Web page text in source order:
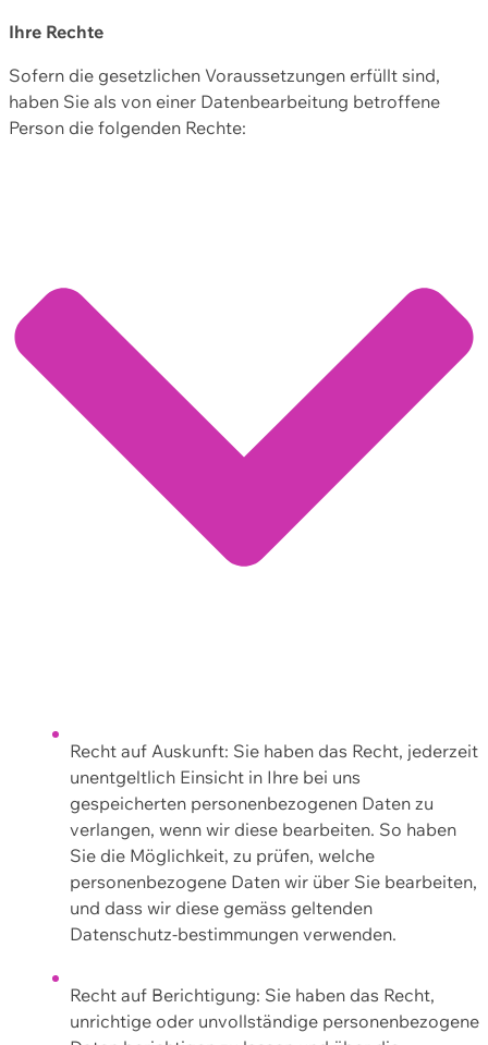
Ihre Rechte
Sofern die gesetzlichen Voraussetzungen erfüllt sind,
haben Sie als von einer Datenbearbeitung betroffene
Person die folgenden Rechte:
Recht auf Auskunft: Sie haben das Recht, jederzeit
unentgeltlich Einsicht in Ihre bei uns
gespeicherten personenbezogenen Daten zu
verlangen, wenn wir diese bearbeiten. So haben
Sie die Möglichkeit, zu prüfen, welche
personenbezogene Daten wir über Sie bearbeiten,
und dass wir diese gemäss geltenden
Datenschutz-bestimmungen verwenden.
Recht auf Berichtigung: Sie haben das Recht,
unrichtige oder unvollständige personenbezogene